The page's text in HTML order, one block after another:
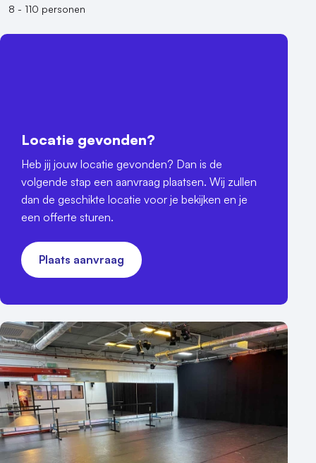
8 - 110 personen
Locatie gevonden?
Heb jij jouw locatie gevonden? Dan is de
volgende stap een aanvraag plaatsen. Wij zullen
dan de geschikte locatie voor je bekijken en je
een offerte sturen.
Plaats aanvraag